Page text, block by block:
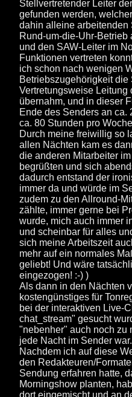
Stellvertretender Leiter
gefunden werden,
dahin alleine arbeitenden
Rund-um-die-Uhr-Betrieb
und den SAW-Leiter im
Funktionen vertreten
ich schon nach wenigen
Betriebszugehörigkeit
Vertretungsweise Leitung
übernahm, und in dieser
Ende des Senders an ca.
ca. 80 Stunden pro
Durch meine freiwillig so
allen Nächten kam es
die anderen Mitarbeiter
begrüßten und sich
dadurch entstand der
immer da und würde im
zudem zu den Allround-
zählte, immer gerne bei
wurde, mich auch immer
und scheinbar für alles
sich meine Arbeitszeit
mehr auf ein normales
geliebt! Und wäre
eingezogen! :-) )
Als dann in den Nächten
kostengünstiges für
bei der interaktiven Live-
chat_stream" gesucht
"nebenher" auch noch zu
jede Nacht im Sender
Nachdem ich auf diese
den Redakteuren/
Sendung erfahren hatte,
Morningshow planten,
dort eingemischt und an